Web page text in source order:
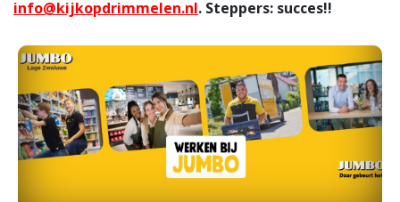
info@kijkopdrimmelen.nl. Steppers: succes!!